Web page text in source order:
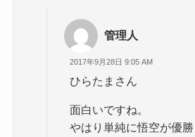
管理人
2017年9月28日 9:05 AM
ひらたまさん
面白いですね。
やはり単純に悟空が優